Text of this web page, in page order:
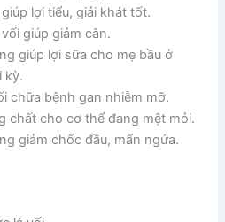
lợi tiểu, giải khát tốt.
giúp giảm cân.
giúp lợi sữa cho mẹ bầu ở
kỳ.
chữa bệnh gan nhiễm mỡ.
chất cho cơ thể đang mệt mỏi.
giảm chốc đầu, mẩn ngứa.